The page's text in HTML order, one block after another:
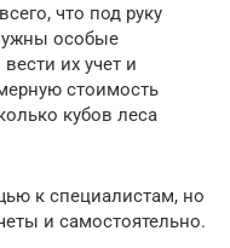
что под руку
особые
их учет и
стоимость
кубов леса
к специалистам, но
и самостоятельно.